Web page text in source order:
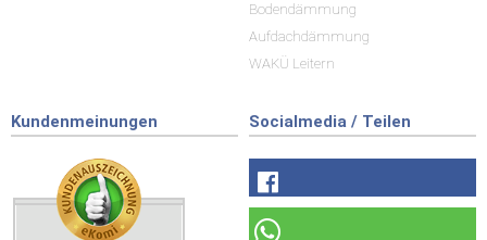
Bodendämmung
Aufdachdämmung
WAKÜ Leitern
Kundenmeinungen Socialmedia / Teilen